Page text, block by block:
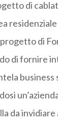
di
di
di fornire
business
da invidiare